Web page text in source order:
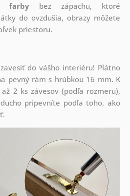
farby bez zápachu, ktoré
do ovzdušia, obrazy môžete
priestoru.
do vášho interiéru! Plátno
pevný rám s hrúbkou 16 mm. K
2 ks závesov (podľa rozmeru),
pripevníte podľa toho, ako